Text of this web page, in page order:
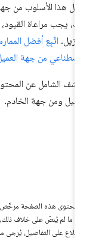
هذا الأسلوب من جهة
يجب مراعاة القيود،
اتّبِع أفضل
من جهة العميلو
الشامل عن المحتوى
ومن جهة الخادم.
محتوى هذه الصفحة مرخّص
ما لم يُنصّ على خلاف ذلك،
على التفاصيل، يُرجى